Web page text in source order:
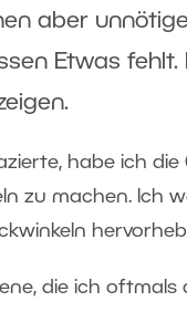
aber
Etwas fehlt.
habe ich
zu machen. Ich
die ich